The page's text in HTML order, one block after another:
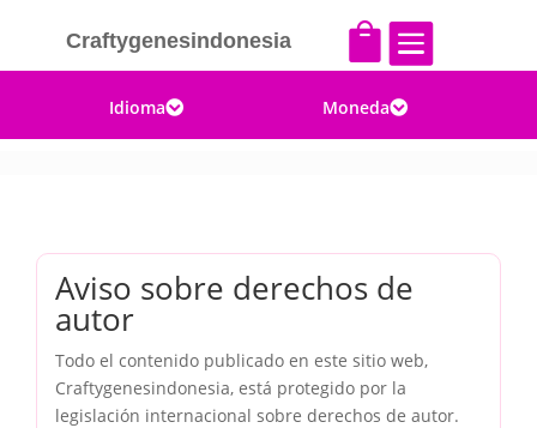
Craftygenesindonesia  
Idioma Moneda
Aviso sobre derechos de
autor
Todo el contenido publicado en este sitio web,
Craftygenesindonesia, está protegido por la
legislación internacional sobre derechos de autor.